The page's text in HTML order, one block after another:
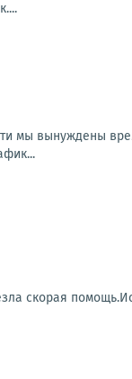
мы вынуждены
скорая